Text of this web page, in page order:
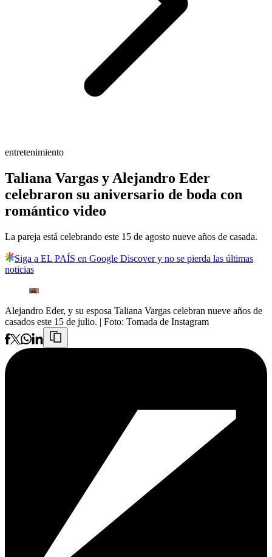
entretenimiento
Taliana Vargas y Alejandro Eder
celebraron su aniversario de boda con
romántico video
La pareja está celebrando este 15 de agosto nueve años de casada.
Siga a EL PAÍS en Google Discover y no se pierda las últimas
noticias
Alejandro Eder, y su esposa Taliana Vargas celebran nueve años de
casados este 15 de julio. | Foto: Tomada de Instagram